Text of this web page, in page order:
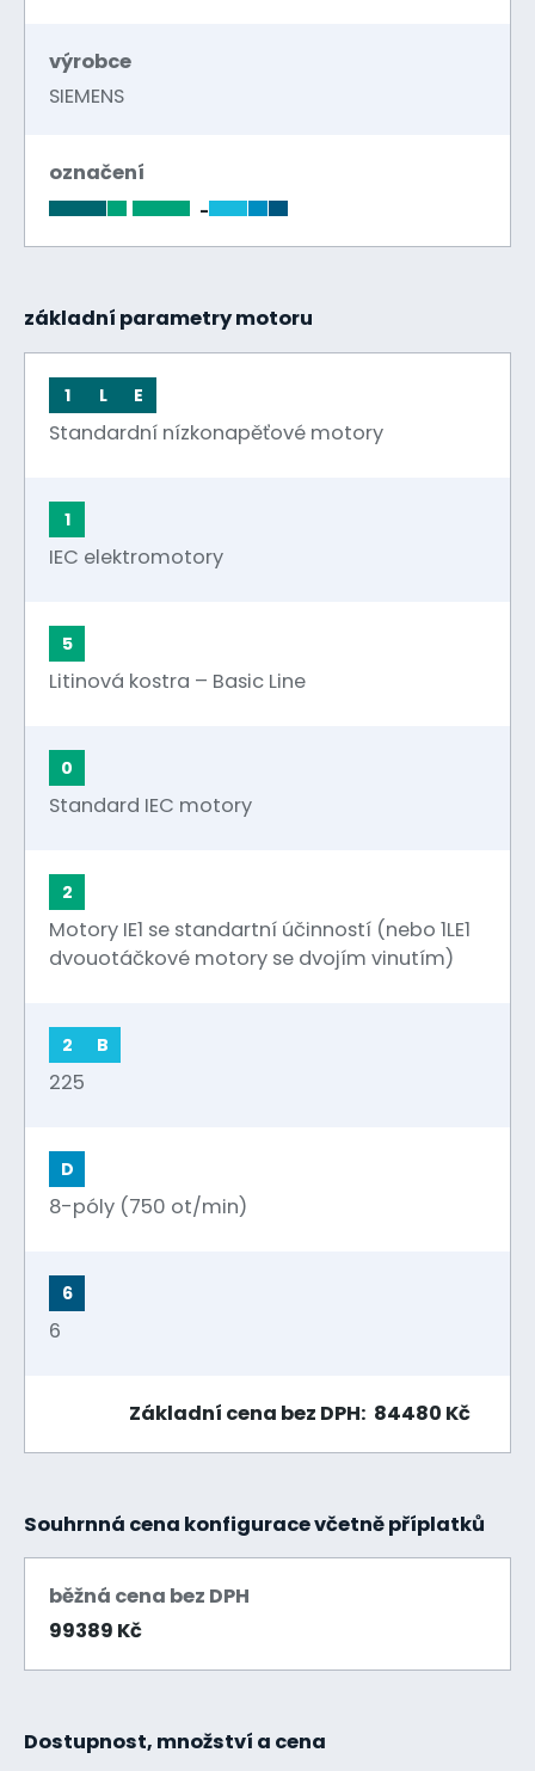
výrobce
SIEMENS
označení
-
základní parametry motoru
1 L E
Standardní nízkonapěťové motory
1
IEC elektromotory
5
Litinová kostra – Basic Line
0
Standard IEC motory
2
Motory IE1 se standartní účinností (nebo 1LE1
dvouotáčkové motory se dvojím vinutím)
2 B
225
D
8-póly (750 ot/min)
6
6
Základní cena bez DPH: 84480 Kč
Souhrnná cena konfigurace včetně příplatků
běžná cena bez DPH
99389 Kč
Dostupnost, množství a cena